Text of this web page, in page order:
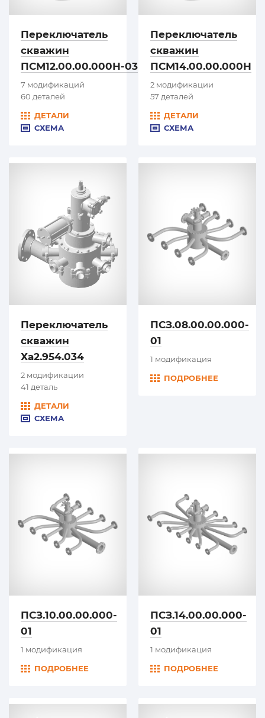
Переключатель
скважин
ПСМ12.00.00.000Н-03
7 модификаций
60 деталей
ДЕТАЛИ
СХЕМА
Переключатель
скважин
ПСМ14.00.00.000Н
2 модификации
57 деталей
ДЕТАЛИ
СХЕМА
Переключатель
скважин
Ха2.954.034
2 модификации
41 деталь
ДЕТАЛИ
СХЕМА
ПСЗ.08.00.00.000-
01
1 модификация
ПОДРОБНЕЕ
ПСЗ.10.00.00.000-
01
1 модификация
ПОДРОБНЕЕ
ПСЗ.14.00.00.000-
01
1 модификация
ПОДРОБНЕЕ